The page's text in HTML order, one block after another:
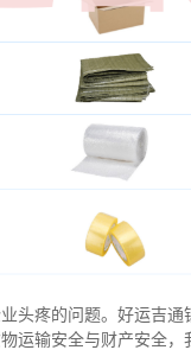
头疼的问题。好运吉
运输安全与财产安全